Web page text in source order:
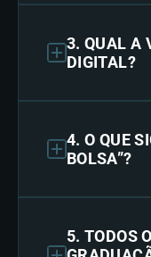
3. QUAL A
DIGITAL?
4. O QUE
BOLSA”?
5. TODOS